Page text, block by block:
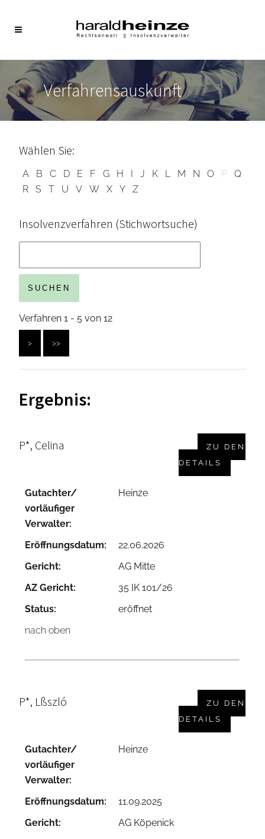
Verfahrensauskunft
Wählen Sie:
A B C D E F G H I J K L M N O P
Q
R
S T U V W X Y Z
Insolvenzverfahren (Stichwortsuche)
SUCHEN
Verfahren 1 - 5 von 12
> >>
Ergebnis:
P*, Celina
ZU DEN
DETAILS
Gutachter/
vorläufiger
Verwalter:
Heinze
Eröffnungsdatum:
22.06.2026
Gericht:
AG Mitte
AZ Gericht:
35 IK 101/26
Status:
eröffnet
nach oben
P*, Lßszló
ZU DEN
DETAILS
Gutachter/
vorläufiger
Verwalter:
Heinze
Eröffnungsdatum:
11.09.2025
Gericht:
AG Köpenick